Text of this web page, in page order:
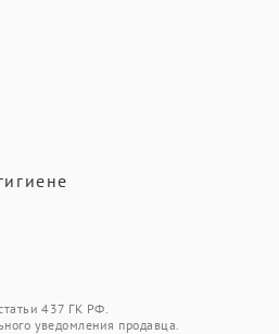
437 ГК РФ.
уведомления продавца.